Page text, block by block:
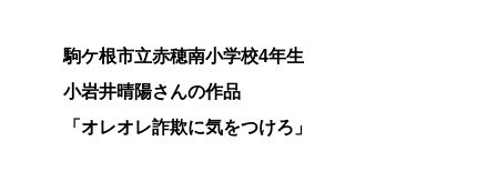
駒ケ根市立赤穂南小学校4年生
小岩井晴陽さんの作品
「オレオレ詐欺に気をつけろ」